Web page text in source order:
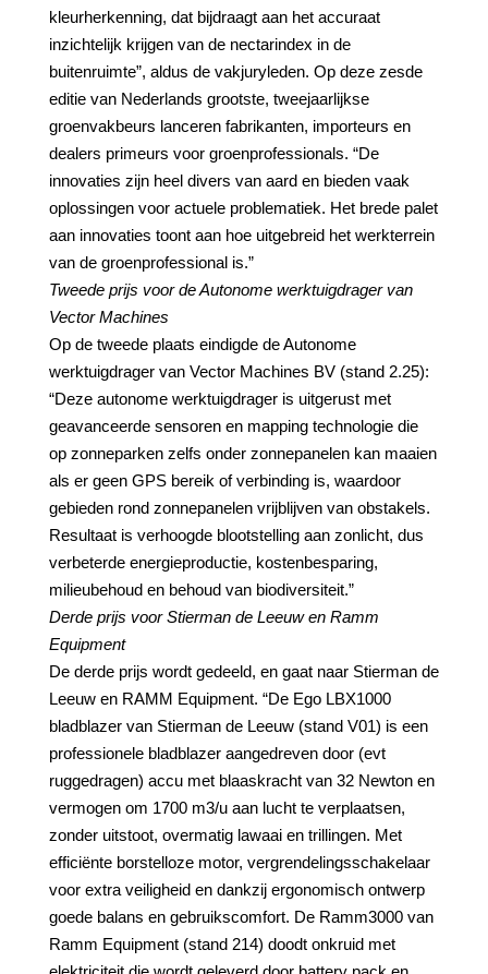
kleurherkenning, dat bijdraagt aan het accuraat
inzichtelijk krijgen van de nectarindex in de
buitenruimte”, aldus de vakjuryleden. Op deze zesde
editie van Nederlands grootste, tweejaarlijkse
groenvakbeurs lanceren fabrikanten, importeurs en
dealers primeurs voor groenprofessionals. “De
innovaties zijn heel divers van aard en bieden vaak
oplossingen voor actuele problematiek. Het brede palet
aan innovaties toont aan hoe uitgebreid het werkterrein
van de groenprofessional is.”
Tweede prijs voor de Autonome werktuigdrager van
Vector Machines
Op de tweede plaats eindigde de Autonome
werktuigdrager van Vector Machines BV (stand 2.25):
“Deze autonome werktuigdrager is uitgerust met
geavanceerde sensoren en mapping technologie die
op zonneparken zelfs onder zonnepanelen kan maaien
als er geen GPS bereik of verbinding is, waardoor
gebieden rond zonnepanelen vrijblijven van obstakels.
Resultaat is verhoogde blootstelling aan zonlicht, dus
verbeterde energieproductie, kostenbesparing,
milieubehoud en behoud van biodiversiteit.”
Derde prijs voor Stierman de Leeuw en Ramm
Equipment
De derde prijs wordt gedeeld, en gaat naar Stierman de
Leeuw en RAMM Equipment. “De Ego LBX1000
bladblazer van Stierman de Leeuw (stand V01) is een
professionele bladblazer aangedreven door (evt
ruggedragen) accu met blaaskracht van 32 Newton en
vermogen om 1700 m3/u aan lucht te verplaatsen,
zonder uitstoot, overmatig lawaai en trillingen. Met
efficiënte borstelloze motor, vergrendelingsschakelaar
voor extra veiligheid en dankzij ergonomisch ontwerp
goede balans en gebruikscomfort. De Ramm3000 van
Ramm Equipment (stand 214) doodt onkruid met